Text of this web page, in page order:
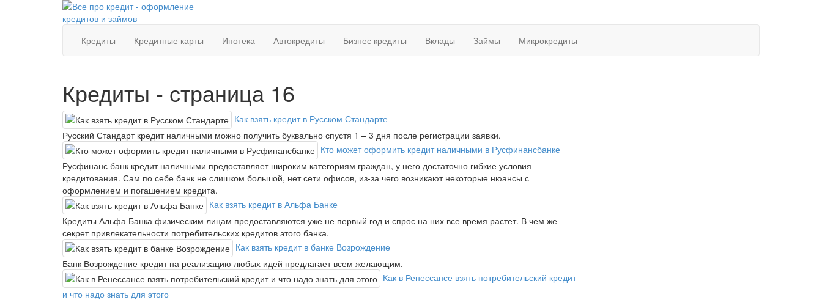
Кредиты Кредитные карты Ипотека Автокредиты Бизнес кредиты Вклады Займы Микрокредиты
Кредиты - страница 16
Как взять кредит в Русском Стандарте
Русский Стандарт кредит наличными можно получить буквально спустя 1 – 3 дня после регистрации заявки.
Кто может оформить кредит наличными в Русфинансбанке
Русфинанс банк кредит наличными предоставляет широким категориям граждан, у него достаточно гибкие условия
кредитования. Сам по себе банк не слишком большой, нет сети офисов, из-за чего возникают некоторые нюансы с
оформлением и погашением кредита.
Как взять кредит в Альфа Банке
Кредиты Альфа Банка физическим лицам предоставляются уже не первый год и спрос на них все время растет. В чем же
секрет привлекательности потребительских кредитов этого банка.
Как взять кредит в банке Возрождение
Банк Возрождение кредит на реализацию любых идей предлагает всем желающим.
Как в Ренессансе взять потребительский кредит
и что надо знать для этого